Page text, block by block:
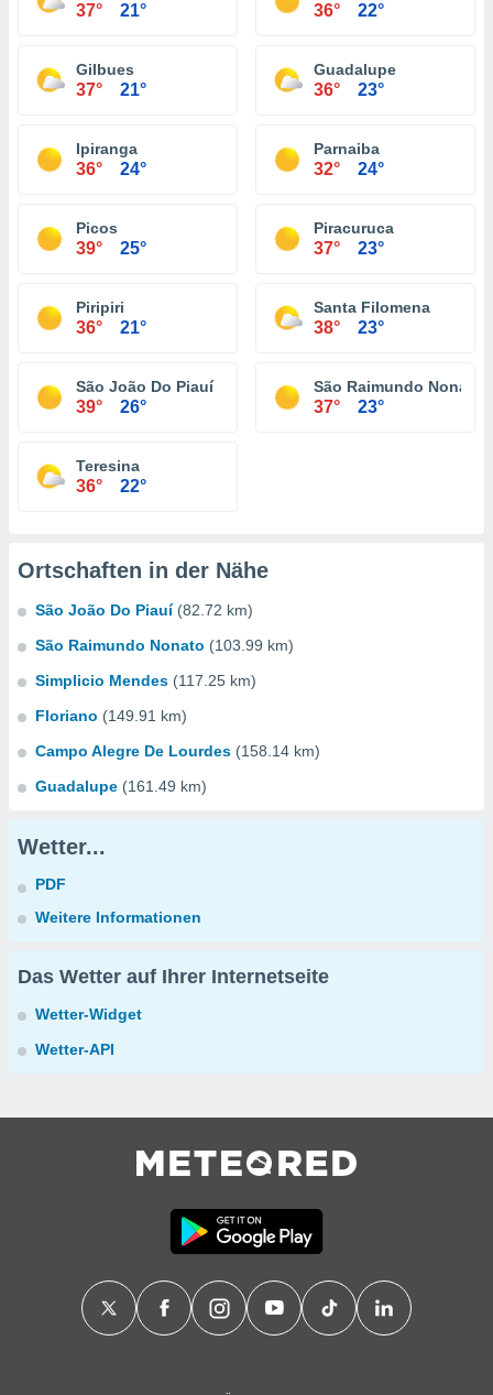
37° 21° 36° 22°
Gilbues
37° 21°
Guadalupe
36° 23°
Ipiranga
36° 24°
Parnaiba
32° 24°
Picos
39° 25°
Piracuruca
37° 23°
Piripiri
36° 21°
Santa Filomena
38° 23°
São João Do Piauí
39° 26°
São Raimundo Nonato
37° 23°
Teresina
36° 22°
Ortschaften in der Nähe
São João Do Piauí (82.72 km)
São Raimundo Nonato (103.99 km)
Simplicio Mendes (117.25 km)
Floriano (149.91 km)
Campo Alegre De Lourdes (158.14 km)
Guadalupe (161.49 km)
Wetter...
PDF
Weitere Informationen
Das Wetter auf Ihrer Internetseite
Wetter-Widget
Wetter-API